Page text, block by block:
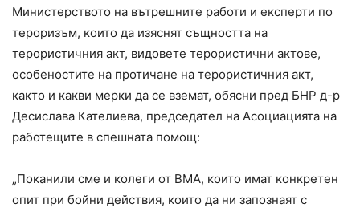
Министерството на вътрешните работи и експерти по
тероризъм, които да изяснят същността на
терористичния акт, видовете терористични актове,
особеностите на протичане на терористичния акт,
както и какви мерки да се вземат, обясни пред БНР д-р
Десислава Кателиева, председател на Асоциацията на
работещите в спешната помощ:
„Поканили сме и колеги от ВМА, които имат конкретен
опит при бойни действия, които да ни запознаят с